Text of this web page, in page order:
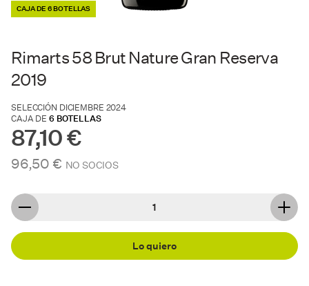
CAJA DE 6 BOTELLAS
Rimarts 58 Brut Nature Gran Reserva
2019
SELECCIÓN DICIEMBRE 2024
CAJA DE6 BOTELLAS
87,10 €
96,50 € NO SOCIOS
Lo quiero